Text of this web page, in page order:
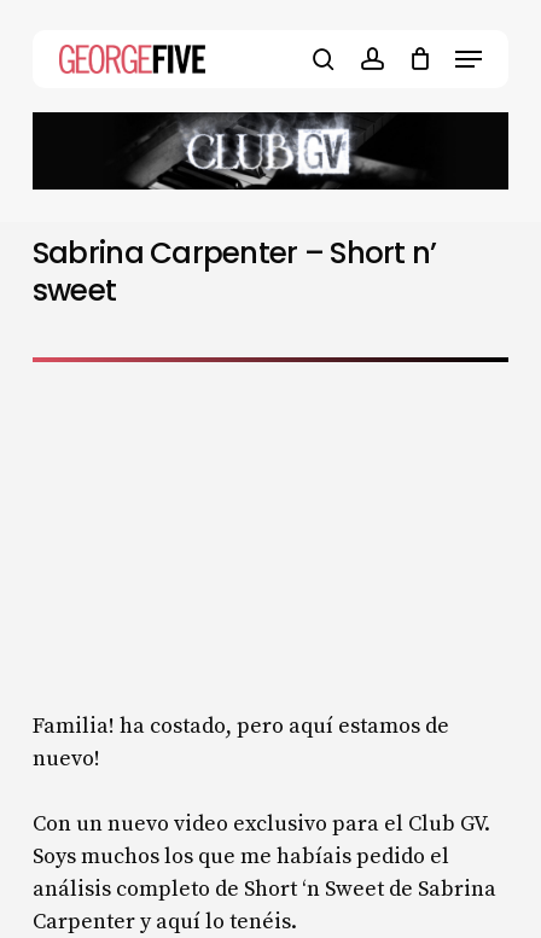
Menu
Sabrina Carpenter – Short n’
sweet
Familia! ha costado, pero aquí estamos de
nuevo!
Con un nuevo video exclusivo para el Club GV.
Soys muchos los que me habíais pedido el
análisis completo de Short ‘n Sweet de Sabrina
Carpenter y aquí lo tenéis.